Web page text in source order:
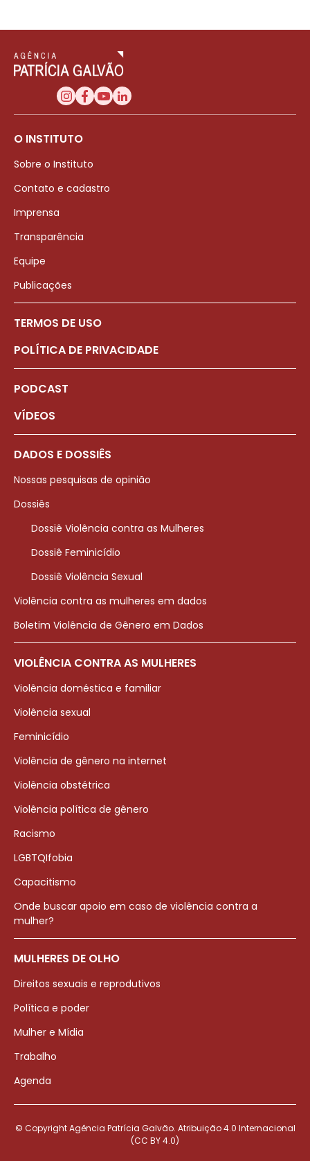
O INSTITUTO
Sobre o Instituto
Contato e cadastro
Imprensa
Transparência
Equipe
Publicações
TERMOS DE USO
POLÍTICA DE PRIVACIDADE
PODCAST
VÍDEOS
DADOS E DOSSIÊS
Nossas pesquisas de opinião
Dossiês
Dossiê Violência contra as Mulheres
Dossiê Feminicídio
Dossiê Violência Sexual
Violência contra as mulheres em dados
Boletim Violência de Gênero em Dados
VIOLÊNCIA CONTRA AS MULHERES
Violência doméstica e familiar
Violência sexual
Feminicídio
Violência de gênero na internet
Violência obstétrica
Violência política de gênero
Racismo
LGBTQIfobia
Capacitismo
Onde buscar apoio em caso de violência contra a
mulher?
MULHERES DE OLHO
Direitos sexuais e reprodutivos
Política e poder
Mulher e Mídia
Trabalho
Agenda
© Copyright Agência Patrícia Galvão. Atribuição 4.0 Internacional
(CC BY 4.0)